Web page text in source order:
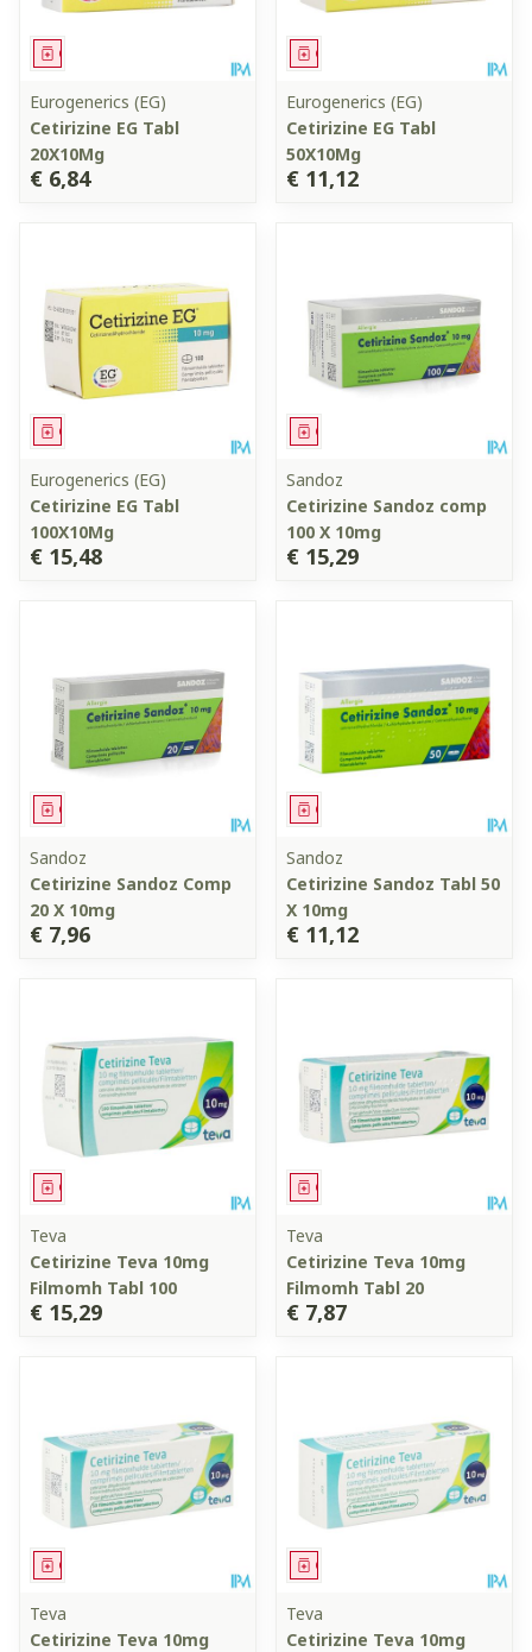
Geneesmiddel
Eurogenerics (EG)
Cetirizine EG Tabl
20X10Mg
€ 6,84
Geneesmiddel
Eurogenerics (EG)
Cetirizine EG Tabl
50X10Mg
€ 11,12
Geneesmiddel
Eurogenerics (EG)
Cetirizine EG Tabl
100X10Mg
€ 15,48
Geneesmiddel
Sandoz
Cetirizine Sandoz comp
100 X 10mg
€ 15,29
Geneesmiddel
Sandoz
Cetirizine Sandoz Comp
20 X 10mg
€ 7,96
Geneesmiddel
Sandoz
Cetirizine Sandoz Tabl 50
X 10mg
€ 11,12
Geneesmiddel
Teva
Cetirizine Teva 10mg
Filmomh Tabl 100
€ 15,29
Geneesmiddel
Teva
Cetirizine Teva 10mg
Filmomh Tabl 20
€ 7,87
Geneesmiddel
Teva
Cetirizine Teva 10mg
Geneesmiddel
Teva
Cetirizine Teva 10mg